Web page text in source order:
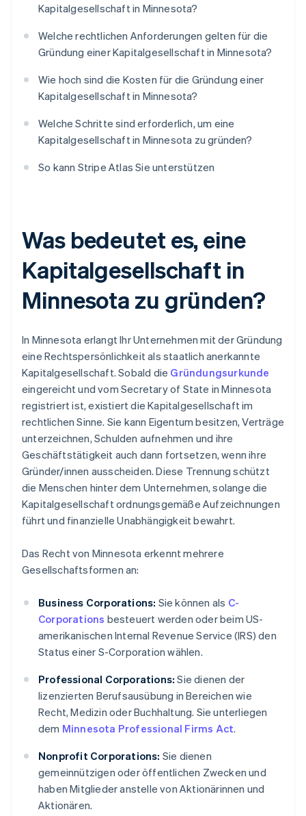
Kapitalgesellschaft in Minnesota?
Welche rechtlichen Anforderungen gelten für die
Gründung einer Kapitalgesellschaft in Minnesota?
Wie hoch sind die Kosten für die Gründung einer
Kapitalgesellschaft in Minnesota?
Welche Schritte sind erforderlich, um eine
Kapitalgesellschaft in Minnesota zu gründen?
So kann Stripe Atlas Sie unterstützen
Was bedeutet es, eine
Kapitalgesellschaft in
Minnesota zu gründen?
In Minnesota erlangt Ihr Unternehmen mit der Gründung
eine Rechtspersönlichkeit als staatlich anerkannte
Kapitalgesellschaft. Sobald die Gründungsurkunde
eingereicht und vom Secretary of State in Minnesota
registriert ist, existiert die Kapitalgesellschaft im
rechtlichen Sinne. Sie kann Eigentum besitzen, Verträge
unterzeichnen, Schulden aufnehmen und ihre
Geschäftstätigkeit auch dann fortsetzen, wenn ihre
Gründer/innen ausscheiden. Diese Trennung schützt
die Menschen hinter dem Unternehmen, solange die
Kapitalgesellschaft ordnungsgemäße Aufzeichnungen
führt und finanzielle Unabhängigkeit bewahrt.
Das Recht von Minnesota erkennt mehrere
Gesellschaftsformen an:
Business Corporations: Sie können als C-
Corporations besteuert werden oder beim US-
amerikanischen Internal Revenue Service (IRS) den
Status einer S-Corporation wählen.
Professional Corporations: Sie dienen der
lizenzierten Berufsausübung in Bereichen wie
Recht, Medizin oder Buchhaltung. Sie unterliegen
dem Minnesota Professional Firms Act.
Nonprofit Corporations: Sie dienen
gemeinnützigen oder öffentlichen Zwecken und
haben Mitglieder anstelle von Aktionärinnen und
Aktionären.